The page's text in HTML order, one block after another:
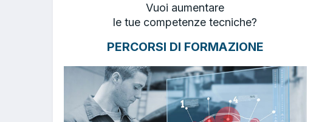
Vuoi aumentare
le tue competenze tecniche?
PERCORSI DI FORMAZIONE